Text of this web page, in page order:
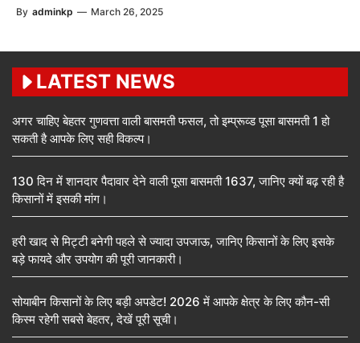
By adminkp — March 26, 2025
LATEST NEWS
अगर चाहिए बेहतर गुणवत्ता वाली बासमती फसल, तो इम्प्रूव्ड पूसा बासमती 1 हो
सकती है आपके लिए सही विकल्प।
130 दिन में शानदार पैदावार देने वाली पूसा बासमती 1637, जानिए क्यों बढ़ रही है
किसानों में इसकी मांग।
हरी खाद से मिट्टी बनेगी पहले से ज्यादा उपजाऊ, जानिए किसानों के लिए इसके
बड़े फायदे और उपयोग की पूरी जानकारी।
सोयाबीन किसानों के लिए बड़ी अपडेट! 2026 में आपके क्षेत्र के लिए कौन-सी
किस्म रहेगी सबसे बेहतर, देखें पूरी सूची।